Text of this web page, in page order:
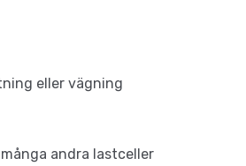
eller vägning
andra lastceller